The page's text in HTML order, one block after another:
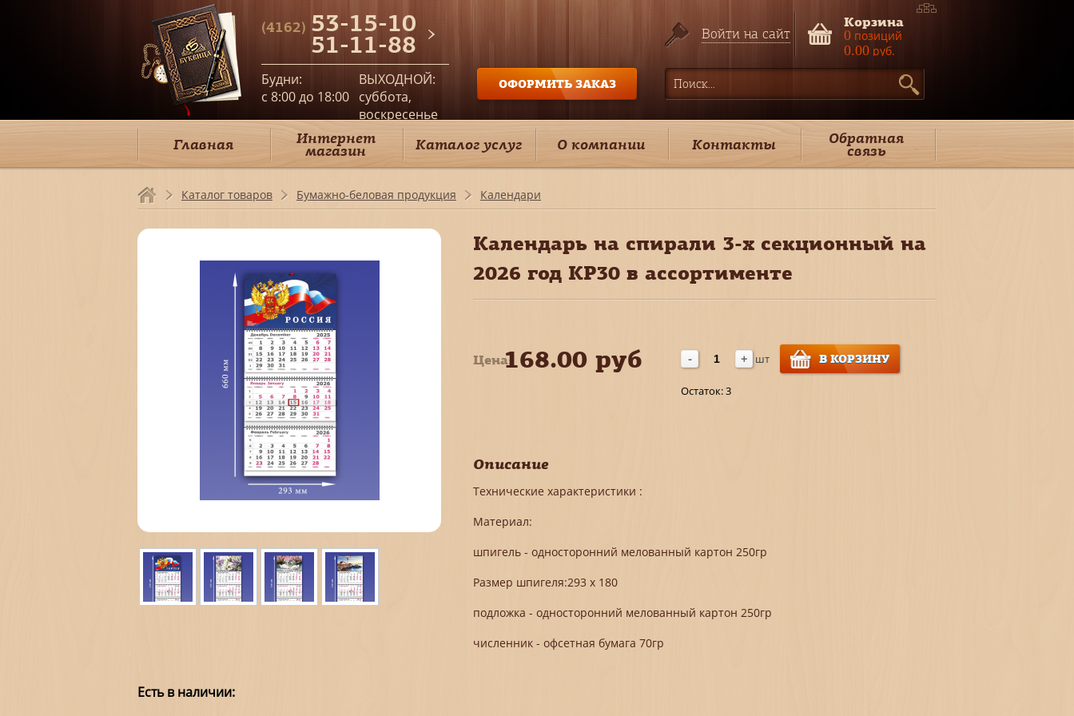
(4162) 53-15-10
51-11-88
Будни:
c 8:00 до 18:00
ВЫХОДНОЙ:
суббота,
воскресенье
ОФОРМИТЬ ЗАКАЗ
Войти на сайт
Корзина
0 позиций
0.00 руб.
Главная Интернет
магазин Каталог услуг О компании Контакты Обратная
связь
Каталог товаров Бумажно-беловая продукция Календари
Календарь на спирали 3-х секционный на
2026 год КР30 в ассортименте
Цена:168.00 руб - + шт В КОРЗИНУ
Остаток:3
Описание
Технические характеристики :
Материал:
шпигель - односторонний мелованный картон 250гр
Размер шпигеля:293 х 180
подложка - односторонний мелованный картон 250гр
численник - офсетная бумага 70гр
Есть в наличии: